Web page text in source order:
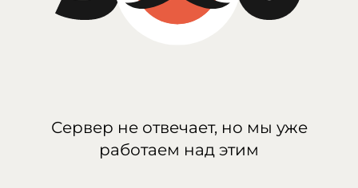
Сервер не отвечает, но мы уже
работаем над этим